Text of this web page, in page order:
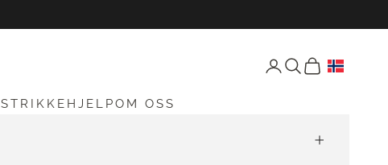
Åpne konto-siden
Åpne søk
Åpen vogn
STRIKKEHJELPOM OSS